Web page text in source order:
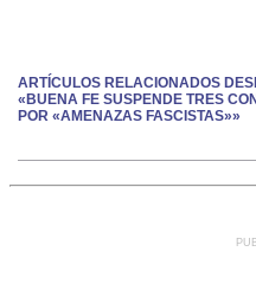
ARTÍCULOS RELACIONADOS
«BUENA FE SUSPENDE TRES
POR «AMENAZAS FASCISTAS»»